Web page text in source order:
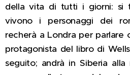
della vita di tutti i giorni: si
vivono i personaggi dei
recherà a Londra per parlare
protagonista del libro di
seguito; andrà in Siberia alla